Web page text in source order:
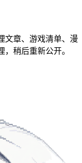
文章、游戏清单、漫
稍后重新公开。